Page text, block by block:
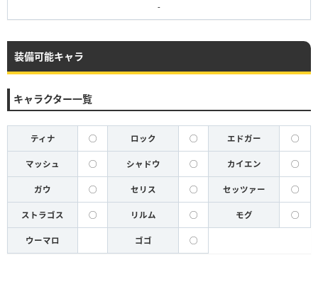
-
装備可能キャラ
キャラクター一覧
ティナ ◯ ロック ◯ エドガー ◯
マッシュ ◯ シャドウ ◯ カイエン ◯
ガウ ◯ セリス ◯ セッツァー ◯
ストラゴス ◯ リルム ◯ モグ ◯
ウーマロ ゴゴ ◯